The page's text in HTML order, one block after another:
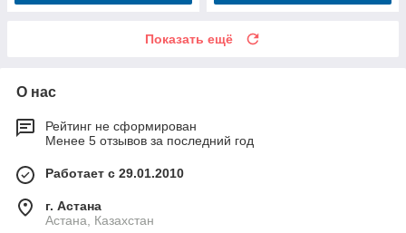
Показать ещё
О нас
Рейтинг не сформирован
Менее 5 отзывов за последний год
Работает с 29.01.2010
г. Астана
Астана, Казахстан